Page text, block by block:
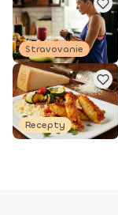
Stravovanie
Recepty